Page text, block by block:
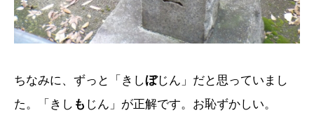
ちなみに、ずっと「きしぼじん」だと思っていまし
た。「きし も じん」が正解です。お恥ずかしい。